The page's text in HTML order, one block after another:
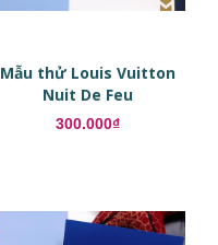
Mẫu thử Louis Vuitton
Nuit De Feu
300.000₫